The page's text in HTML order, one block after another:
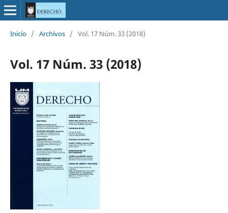
Inicio / Archivos / Vol. 17 Núm. 33 (2018)
Vol. 17 Núm. 33 (2018)